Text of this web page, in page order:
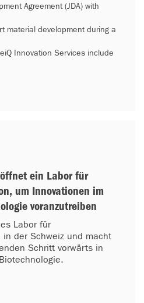
Agreement (JDA) with
material development during a
Innovation Services include
ein Labor für
um Innovationen im
voranzutreiben
Labor für
der Schweiz und macht
Schritt vorwärts in